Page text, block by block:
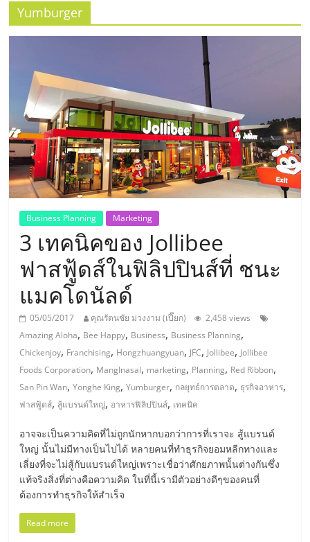
SME
แห่ง
ประเทศไทย,
ThaiSMEsCenter,
รวม
ธุรกิจ
เอ
ส
เอ็
มอี
ไทย,
SMEs,
แฟ
รน
Yumburger
Business Planning Marketing
3 เทคนิคของ Jollibee
ฟาสฟู้ดส์ในฟิลิปปินส์ที่ ชนะ
แมคโดนัลด์
05/05/2017 คุณรัตนชัย ม่วงงาม (เปี๊ยก)
2,458 views
Amazing Aloha, Bee Happy, Business, Business Planning,
Chickenjoy, Franchising, Hongzhuangyuan, JFC, Jollibee, Jollibee
Foods Corporation, MangInasal, marketing, Planning, Red Ribbon,
San Pin Wan,Yonghe King,Yumburger, กลยุทธ์การตลาด, ธุรกิจอาหาร,
ฟาสฟู้ดส์, สู้แบรนด์ใหญ่, อาหารฟิลิปปินส์, เทคนิค
อาจจะเป็นความคิดที่ไม่ถูกนักหากบอกว่าการที่เราจะ สู้แบรนด์
ใหญ่ นั้นไม่มีทางเป็นไปได้ หลายคนที่ทำธุรกิจยอมหลีกทางและ
เลี่ยงที่จะไม่สู้กับแบรนด์ใหญ่เพราะเชื่อว่าศักยภาพนั้นต่างกันซึ่ง
แท้จริงสิ่งที่ต่างคือความคิด ในที่นี้เรามีตัวอย่างดีๆของคนที่
ต้องการทำธุรกิจให้สำเร็จ
Read more